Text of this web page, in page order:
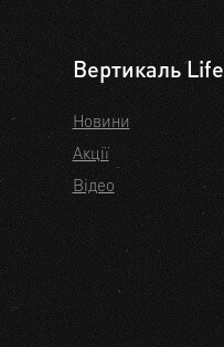
Вертикаль Life
Новини
Акції
Відео